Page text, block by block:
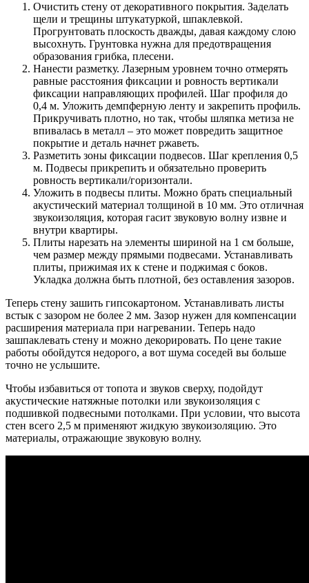
Очистить стену от декоративного покрытия. Заделать
щели и трещины штукатуркой, шпаклевкой.
Прогрунтовать плоскость дважды, давая каждому слою
высохнуть. Грунтовка нужна для предотвращения
образования грибка, плесени.
Нанести разметку. Лазерным уровнем точно отмерять
равные расстояния фиксации и ровность вертикали
фиксации направляющих профилей. Шаг профиля до
0,4 м. Уложить демпферную ленту и закрепить профиль.
Прикручивать плотно, но так, чтобы шляпка метиза не
впивалась в металл – это может повредить защитное
покрытие и деталь начнет ржаветь.
Разметить зоны фиксации подвесов. Шаг крепления 0,5
м. Подвесы прикрепить и обязательно проверить
ровность вертикали/горизонтали.
Уложить в подвесы плиты. Можно брать специальный
акустический материал толщиной в 10 мм. Это отличная
звукоизоляция, которая гасит звуковую волну извне и
внутри квартиры.
Плиты нарезать на элементы шириной на 1 см больше,
чем размер между прямыми подвесами. Устанавливать
плиты, прижимая их к стене и поджимая с боков.
Укладка должна быть плотной, без оставления зазоров.
Теперь стену зашить гипсокартоном. Устанавливать листы
встык с зазором не более 2 мм. Зазор нужен для компенсации
расширения материала при нагревании. Теперь надо
зашпаклевать стену и можно декорировать. По цене такие
работы обойдутся недорого, а вот шума соседей вы больше
точно не услышите.
Чтобы избавиться от топота и звуков сверху, подойдут
акустические натяжные потолки или звукоизоляция с
подшивкой подвесными потолками. При условии, что высота
стен всего 2,5 м применяют жидкую звукоизоляцию. Это
материалы, отражающие звуковую волну.